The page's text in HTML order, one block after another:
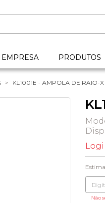
EMPRESA PRODUTOS
KL1001E - AMPOLA DE RAIO-X
Não